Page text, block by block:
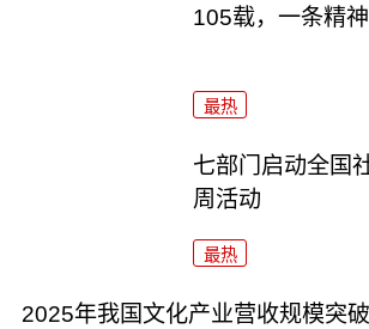
105载，一条精
最热
七部门启动全国
周活动
最热
2025年我国文化产业营收规模突